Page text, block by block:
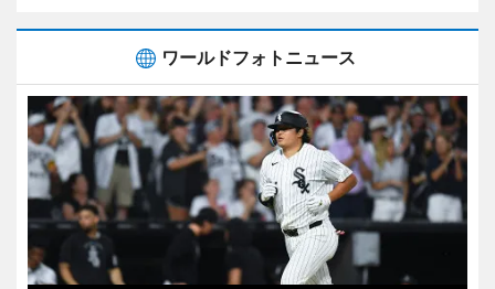
ワールドフォトニュース